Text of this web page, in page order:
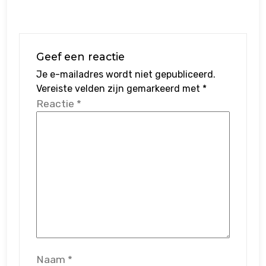
Geef een reactie
Je e-mailadres wordt niet gepubliceerd.
Vereiste velden zijn gemarkeerd met *
Reactie *
Naam *